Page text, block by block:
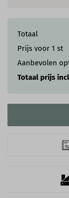
Totaal
Prijs voor 1 st
Aanbevolen
Totaal prijs